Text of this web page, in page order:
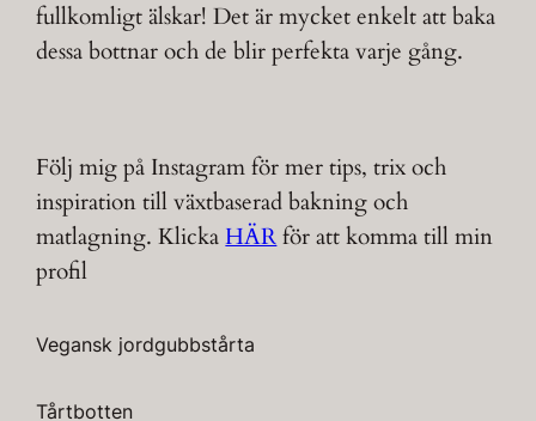
fullkomligt älskar! Det är mycket enkelt att baka
dessa bottnar och de blir perfekta varje gång.
Följ mig på Instagram för mer tips, trix och
inspiration till växtbaserad bakning och
matlagning. KlickaHÄRför att komma till min
profil
Vegansk jordgubbstårta
Tårtbotten